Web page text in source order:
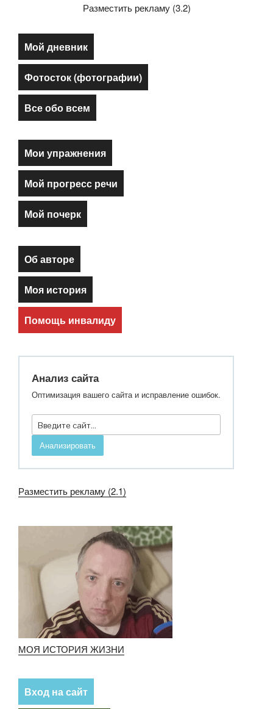
Разместить рекламу (3.2)
Мой дневник
Фотосток (фотографии)
Все обо всем
Мои упражнения
Мой прогресс речи
Мой почерк
Об авторе
Моя история
Помощь инвалиду
Анализ сайта
Оптимизация вашего сайта и исправление ошибок.
Анализировать
Разместить рекламу (2.1)
МОЯ ИСТОРИЯ ЖИЗНИ
Вход на сайт